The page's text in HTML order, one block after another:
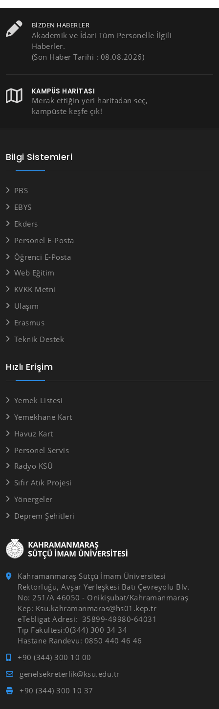
BIZDEN HABERLER
Akademik ve İdari Tüm Personelle İlgili
Haberler.
(Son Haber Tarihi : 08.08.2026)
KAMPÜS HARITASI
Merak ettiğin yeri haritadan seç,
kampüste keşfe çık!
Kahramanmaraş Sütçü İmam Üniversitesi
Rektörlüğü, Avşar Yerleşkesi Batı Çevreyolu Blv.
No: 251/A 46050 - Onikişubat/Kahramanmaraş
Kep: Ksu.kahramanmaras@hs01.kep.tr
eTebligat Adresi: 35899-49980-64031
Tıp Fakültesi:0(344) 300 34 34
Hastane Randevu: 0850 440 46 46
+90 (344) 300 10 00
genelsekreterlik@ksu.edu.tr
+90 (344) 300 10 37
Hızlı Erişim
Yemek Listesi
Yemekhane Kart
Havuz Kart
Personel Servis
Radyo KSÜ
Sıfır Atık Projesi
Yönergeler
Deprem Şehitleri
Bilgi Sistemleri
PBS
EBYS
Ekders
Personel E-Posta
Öğrenci E-Posta
Web Eğitim
KVKK Metni
Ulaşım
Erasmus
Teknik Destek